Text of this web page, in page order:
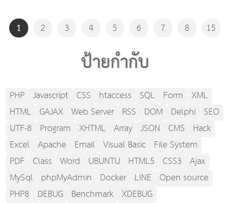
1 2 3 4 5 6 7 8 15
ป้ายกำกับ
PHP Javascript CSS htaccess SQL Form XML
HTML GAJAX Web Server RSS DOM Delphi SEO
UTF-8 Program XHTML Array JSON CMS Hack
Excel Apache Email Visual Basic File System
PDF Class Word UBUNTU HTML5 CSS3 Ajax
MySql phpMyAdmin Docker LINE Open source
PHP8 DEBUG Benchmark XDEBUG